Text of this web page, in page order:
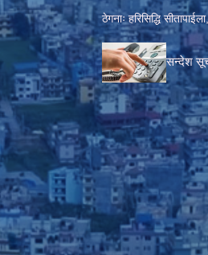
ठेगनाः हरिसिद्धि
सन्देश